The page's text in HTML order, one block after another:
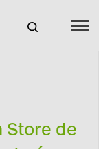
Store de